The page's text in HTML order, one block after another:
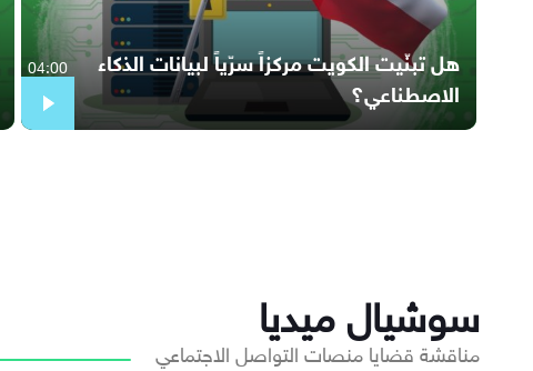
هل تبنّيت الكويت مركزاً سرّياً لبيانات الذكاء
الاصطناعي؟
04:00
سوشيال ميديا
مناقشة قضايا منصات التواصل الاجتماعي